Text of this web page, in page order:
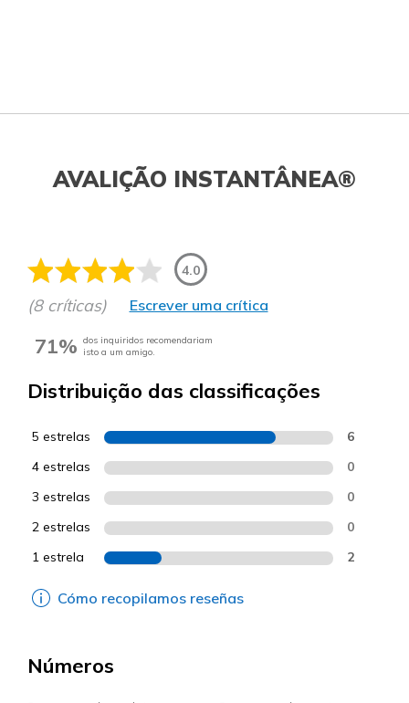
AVALIÇÃO INSTANTÂNEA®
4.0
(8 críticas) Escrever uma crítica
71% dos inquiridos recomendariam
isto a um amigo.
Distribuição das classificações
5 estrelas 6
4 estrelas 0
3 estrelas 0
2 estrelas 0
1 estrela 2
Cómo recopilamos reseñas
Números